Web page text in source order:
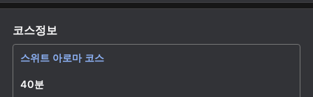
코스정보
스위트 아로마 코스
40분